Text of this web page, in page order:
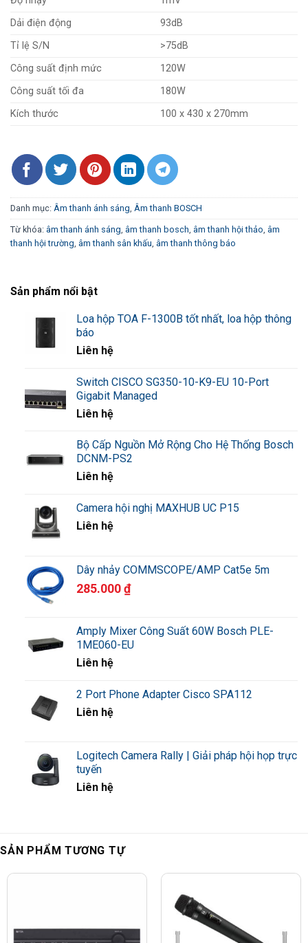
Dải điện động
93dB
Tỉ lệ S/N
>75dB
Công suất định mức
120W
Công suất tối đa
180W
Kích thước
100 x 430 x 270mm
Danh mục: Âm thanh ánh sáng Âm thanh BOSCH
Từ khóa: âm thanh ánh sáng âm thanh bosch âm thanh hội thảo âm
thanh hội trường âm thanh sân khấu âm thanh thông báo
Sản phẩm nổi bật
Loa hộp TOA F-1300B tốt nhất, loa hộp thông
báo
Liên hệ
Switch CISCO SG350-10-K9-EU 10-Port
Gigabit Managed
Liên hệ
Bộ Cấp Nguồn Mở Rộng Cho Hệ Thống Bosch
DCNM-PS2
Liên hệ
Camera hội nghị MAXHUB UC P15
Liên hệ
Dây nhảy COMMSCOPE/AMP Cat5e 5m
285.000₫
Amply Mixer Công Suất 60W Bosch PLE-
1ME060-EU
Liên hệ
2 Port Phone Adapter Cisco SPA112
Liên hệ
Logitech Camera Rally | Giải pháp hội họp trực
tuyến
Liên hệ
SẢN PHẨM TƯƠNG TỰ